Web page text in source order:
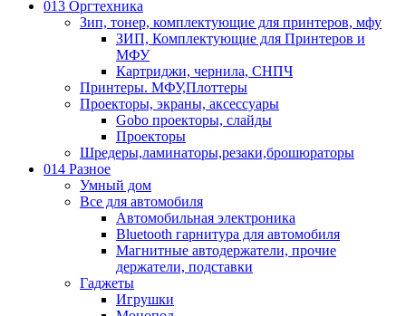
013 Оргтехника
Зип, тонер, комплектующие для принтеров, мфу
ЗИП, Комплектующие для Принтеров и
МФУ
Картриджи, чернила, СНПЧ
Принтеры. МФУ,Плоттеры
Проекторы, экраны, аксессуары
Gobo проекторы, слайды
Проекторы
Шредеры,ламинаторы,резаки,брошюраторы
014 Разное
Умный дом
Все для автомобиля
Автомобильная электроника
Bluetooth гарнитура для автомобиля
Магнитные автодержатели, прочие
держатели, подставки
Гаджеты
Игрушки